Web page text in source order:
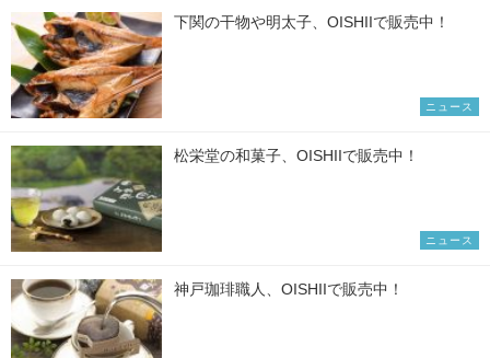
下関の干物や明太子、OISHIIで販売中！
ニュース
松栄堂の和菓子、OISHIIで販売中！
ニュース
神戸珈琲職人、OISHIIで販売中！